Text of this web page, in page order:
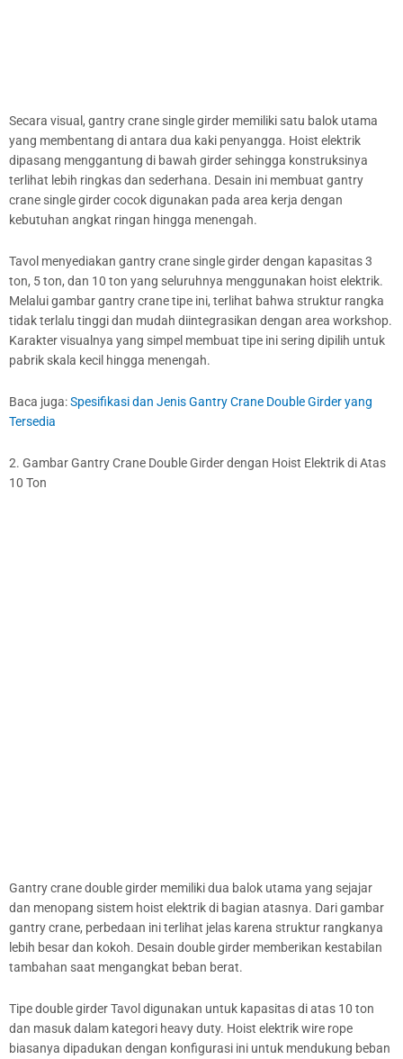
Secara visual, gantry crane single girder memiliki satu balok utama
yang membentang di antara dua kaki penyangga. Hoist elektrik
dipasang menggantung di bawah girder sehingga konstruksinya
terlihat lebih ringkas dan sederhana. Desain ini membuat gantry
crane single girder cocok digunakan pada area kerja dengan
kebutuhan angkat ringan hingga menengah.
Tavol menyediakan gantry crane single girder dengan kapasitas 3
ton, 5 ton, dan 10 ton yang seluruhnya menggunakan hoist elektrik.
Melalui gambar gantry crane tipe ini, terlihat bahwa struktur rangka
tidak terlalu tinggi dan mudah diintegrasikan dengan area workshop.
Karakter visualnya yang simpel membuat tipe ini sering dipilih untuk
pabrik skala kecil hingga menengah.
Baca juga:Spesifikasi dan Jenis Gantry Crane Double Girder yang
Tersedia
2. Gambar Gantry Crane Double Girder dengan Hoist Elektrik di Atas
10 Ton
Gantry crane double girder memiliki dua balok utama yang sejajar
dan menopang sistem hoist elektrik di bagian atasnya. Dari gambar
gantry crane, perbedaan ini terlihat jelas karena struktur rangkanya
lebih besar dan kokoh. Desain double girder memberikan kestabilan
tambahan saat mengangkat beban berat.
Tipe double girder Tavol digunakan untuk kapasitas di atas 10 ton
dan masuk dalam kategori heavy duty. Hoist elektrik wire rope
biasanya dipadukan dengan konfigurasi ini untuk mendukung beban